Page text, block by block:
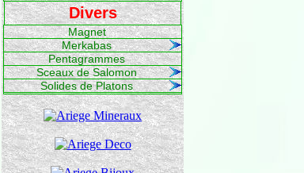
Divers
Magnet
Merkabas
Pentagrammes
Sceaux de Salomon
Solides de Platons